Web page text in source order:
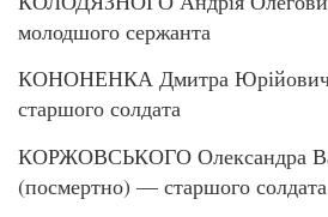
молодшого сержанта
КОНОНЕНКА Дмитра
старшого солдата
КОРЖОВСЬКОГО Олександра
(посмертно) — старшого солдата